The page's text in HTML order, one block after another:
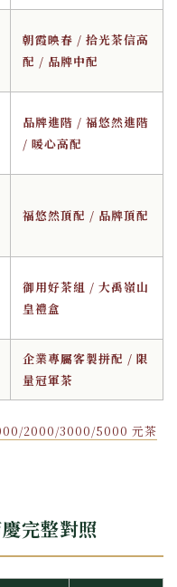
朝霞映春 / 拾光茶信高
配 / 品牌中配
品牌進階 / 福悠然進階
/ 暖心高配
福悠然頂配 / 品牌頂配
御用好茶組 / 大禹嶺山
皇禮盒
企業專屬客製拼配 / 限
量冠軍茶
2000/3000/5000 元茶
完整對照